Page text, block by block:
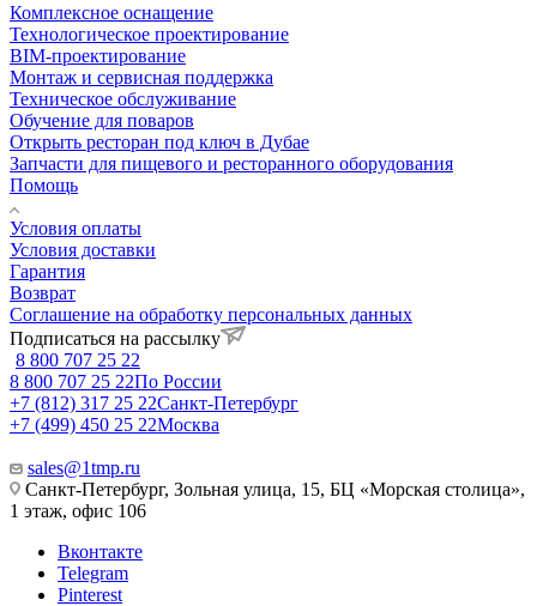
Комплексное оснащение
Технологическое проектирование
BIM-проектирование
Монтаж и сервисная поддержка
Техническое обслуживание
Обучение для поваров
Открыть ресторан под ключ в Дубае
Запчасти для пищевого и ресторанного оборудования
Помощь
Условия оплаты
Условия доставки
Гарантия
Возврат
Соглашение на обработку персональных данных
Подписаться на рассылку
8 800 707 25 22
8 800 707 25 22По России
+7 (812) 317 25 22Санкт-Петербург
+7 (499) 450 25 22Москва
sales@1tmp.ru
Санкт-Петербург, Зольная улица, 15, БЦ «Морская столица»,
1 этаж, офис 106
Вконтакте
Telegram
Pinterest